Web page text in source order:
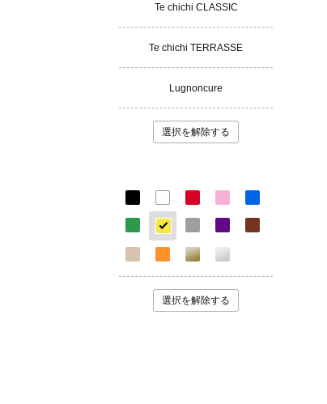
Te chichi CLASSIC
Te chichi TERRASSE
Lugnoncure
選択を解除する
選択を解除する